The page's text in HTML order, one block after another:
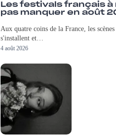
Les festivals français à
pas manquer en août
Aux quatre coins de la France, les scènes
s'installent et…
4 août 2026